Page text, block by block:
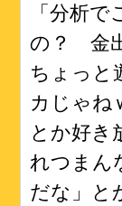
「分析
の？ 金
ちょっと
カじゃね
とか好き
れつまん
だな」と